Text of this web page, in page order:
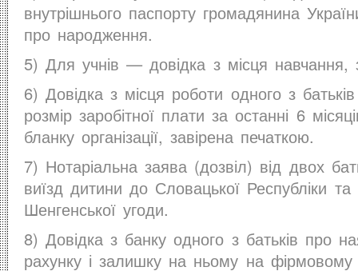
внутрішнього паспорту громадянина
про народження.
5) Для учнів — довідка з місця навчання,
6) Довідка з місця роботи одного з
розмір заробітної плати за останні 6
бланку організації, завірена печаткою.
7) Нотаріальна заява (дозвіл) від двох
виїзд дитини до Словацької Республіки та
Шенгенської угоди.
8) Довідка з банку одного з батьків про
рахунку і залишку на ньому на фірмовому